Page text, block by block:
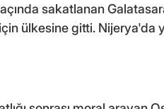
sakatlanan
ülkesine gitti. Nijerya'da